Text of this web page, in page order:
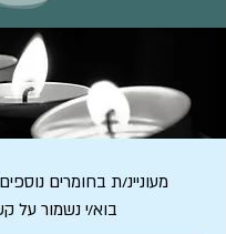
מעוניינ/ת בחומרים
בוא/י נשמור על